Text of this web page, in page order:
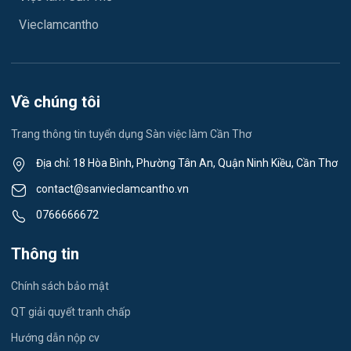
Vệ sinh công nghiệp
Thể dục - thể thao
Lái xe
Tiếng Nhật
Tester
Đầu Bếp
Việc làm Vĩnh Phước
Việc làm Nhơn Ái
Việc làm Đông Thuận
Việc làm Trường Xuân
Việc làm Trường Thành
Việc làm Đông Hiệp
Vieclamcantho
Về chúng tôi
Trang thông tin tuyển dụng Sàn việc làm Cần Thơ
Địa chỉ: 18 Hòa Bình, Phường Tân An, Quận Ninh Kiều, Cần Thơ
contact@sanvieclamcantho.vn
0766666672
Thông tin
Chính sách bảo mật
QT giải quyết tranh chấp
Hướng dẫn nộp cv